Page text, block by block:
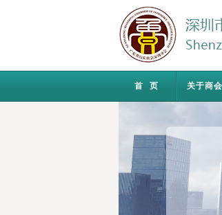
首页 关于商会